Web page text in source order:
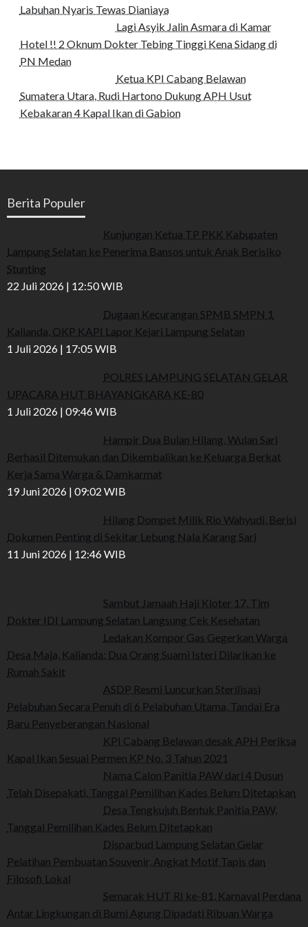
Labuhan Nyaris Tewas Dianiaya
Lagi Asyik Jalin Asmara di Kamar
Hotel !! 2 Oknum Dokter Tebing Tinggi Kena Sidang di
PN Medan
Ketua KPI Cabang Belawan
Sumatera Utara, Rudi Hartono Dukung APH Usut
Kebakaran 4 Kapal Ikan di Gabion
Berita Populer
Kunjungan Ketua TP PKK Kabupaten
Lampung Selatan ke Penerima Bansos untuk Anak Berisiko
Stunting
22 Juli 2026 | 12:50 WIB
Dugaan Kecurangan SPMB SMPN 1
Kalianda, OKP KAPI Lapor Kejari Lampung Selatan
1 Juli 2026 | 17:05 WIB
POLRES LAMPUNG SELATAN GELAR
UPACARA HUT BHAYANGKARA KE-80
1 Juli 2026 | 09:46 WIB
Hampir Dua Bulan Hilang, Wulan Sari
Berhasil Ditemukan dan Dikembalikan ke Keluarga Berkat
Kerja Sama Warga & Damkarmat
19 Juni 2026 | 09:02 WIB
Hilang Dompet Milik Rio Wahyudi, Berisi
Dokumen Penting di Sekitar Lebung Nala Karang Sari
11 Juni 2026 | 12:46 WIB
Sambut Jamaah Haji Kloter 17, Tim
Dokter IDI Lampung Selatan Langsung Cek Kesehatan
Ledakan Kompor Gas Gegerkan Warga
Desa Maja, Kalianda: Dua Orang Suami Isteri Dilarikan ke
Rumah Sakit
ASDP Resmi Luncurkan Sterilisasi
Pelabuhan Secara Penuh di 6 Pelabuhan Utama, Tandai Era
Baru Penyeberangan Nasional
KPI Cabang Belawan desak APH Periksa
Kapal Ikan Sesuai Permen KP No. 3 Tahun 2021
Nama Calon Panitia PAW dari 4 Dusun
Telah Disepakati, Tanggal Pemilihan Kades Belum Ditetapkan
Desa Tengkujuh Bentuk Panitia PAW,
Tanggal Pemilihan Kades Belum Ditetapkan
Disparbud Lampung Selatan Gelar
Pelatihan Pembuatan Souvenir, Angkat Motif Tapis dan
Filosofi Lokal
Semarak HUT RI ke-81, Karnaval Perdana
Antar Lingkungan di Bumi Agung Dipadati Ribuan Warga